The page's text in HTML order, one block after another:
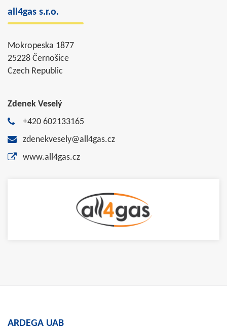
all4gas s.r.o.
Mokropeska 1877
25228 Černošice
Czech Republic
Zdenek Veselý
+420 602133165
zdenekvesely@all4gas.cz
www.all4gas.cz
ARDEGA UAB